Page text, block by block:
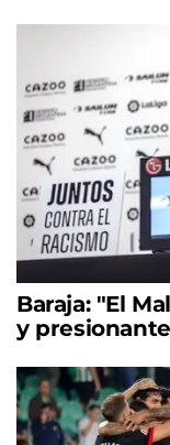
Baraja: "El
y